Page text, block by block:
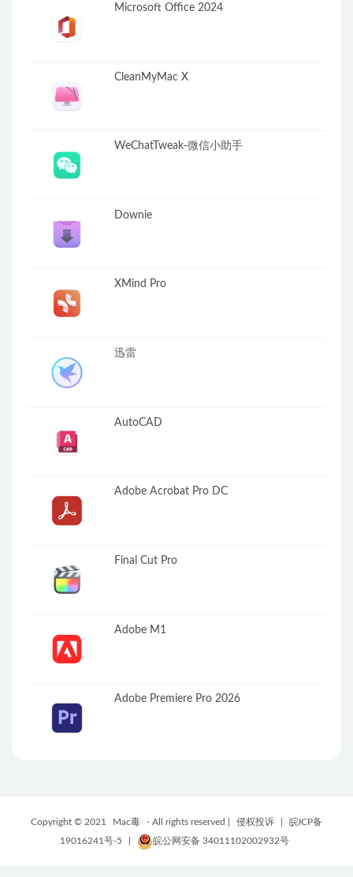
Microsoft Office 2024
CleanMyMac X
WeChatTweak-微信小助手
Downie
XMind Pro
迅雷
AutoCAD
Adobe Acrobat Pro DC
Final Cut Pro
Adobe M1
Adobe Premiere Pro 2026
Copyright © 2021 Mac毒 - All rights reserved | 侵权投诉
皖ICP备
19016241号-5
皖公网安备 34011102002932号